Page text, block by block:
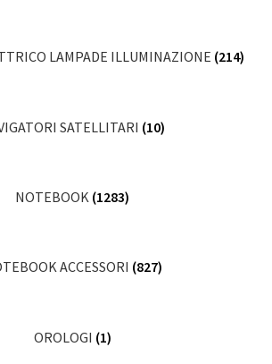
LAMPADE ILLUMINAZIONE (214)
SATELLITARI (10)
NOTEBOOK (1283)
ACCESSORI (827)
OROLOGI (1)